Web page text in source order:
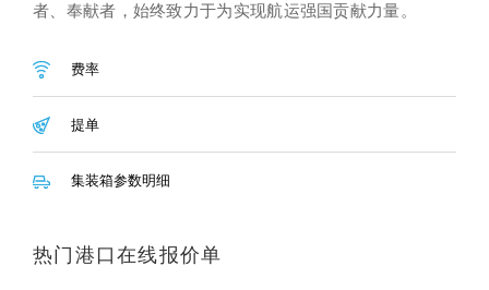
者、奉献者，始终致力于为实现航运强国贡献力量。
费率
提单
集装箱参数明细
热门港口在线报价单